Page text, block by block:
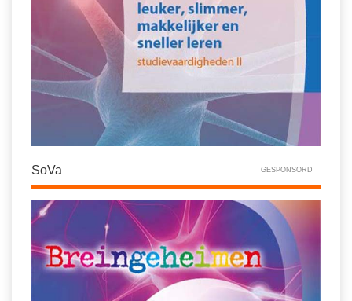
SoVa GESPONSORD